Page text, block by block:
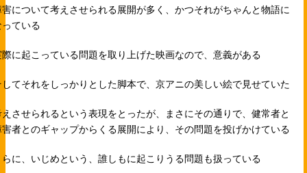
害について考えさせられる展開が多く、かつそれがちゃんと物語に
っている
際に起こっている問題を取り上げた映画なので、意義がある
してそれをしっかりとした脚本で、京アニの美しい絵で見せていた
えさせられるという表現をとったが、まさにその通りで、健常者と
害者とのギャップからくる展開により、その問題を投げかけている
らに、いじめという、誰しもに起こりうる問題も扱っている